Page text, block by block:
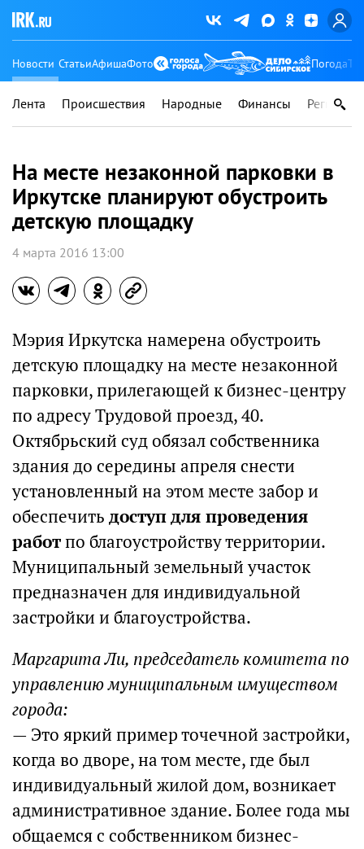
Новости СтатьиАфишаФото Погода
Лента Происшествия Народные Финансы Регионы
На месте незаконной парковки в
Иркутске планируют обустроить
детскую площадку
4 марта 2016 13:00
Мэрия Иркутска намерена обустроить
детскую площадку на месте незаконной
парковки, прилегающей к бизнес-центру
по адресу Трудовой проезд, 40.
Октябрьский суд обязал собственника
здания до середины апреля снести
установленный на этом месте забор и
обеспечить доступ для проведения
работпо благоустройству территории.
Муниципальный земельный участок
предназначен для индивидуальной
застройки и благоустройства.
Маргарита Ли, председатель комитета по
управлению муниципальным имуществом
города:
— Это яркий пример точечной застройки,
когда во дворе, на том месте, где был
индивидуальный жилой дом, возникает
административное здание. Более года мы
общаемся с собственником бизнес-